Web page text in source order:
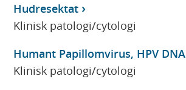
Hudresektat
Klinisk patologi/cytologi
Humant Papillomvirus, HPV DNA
Klinisk patologi/cytologi